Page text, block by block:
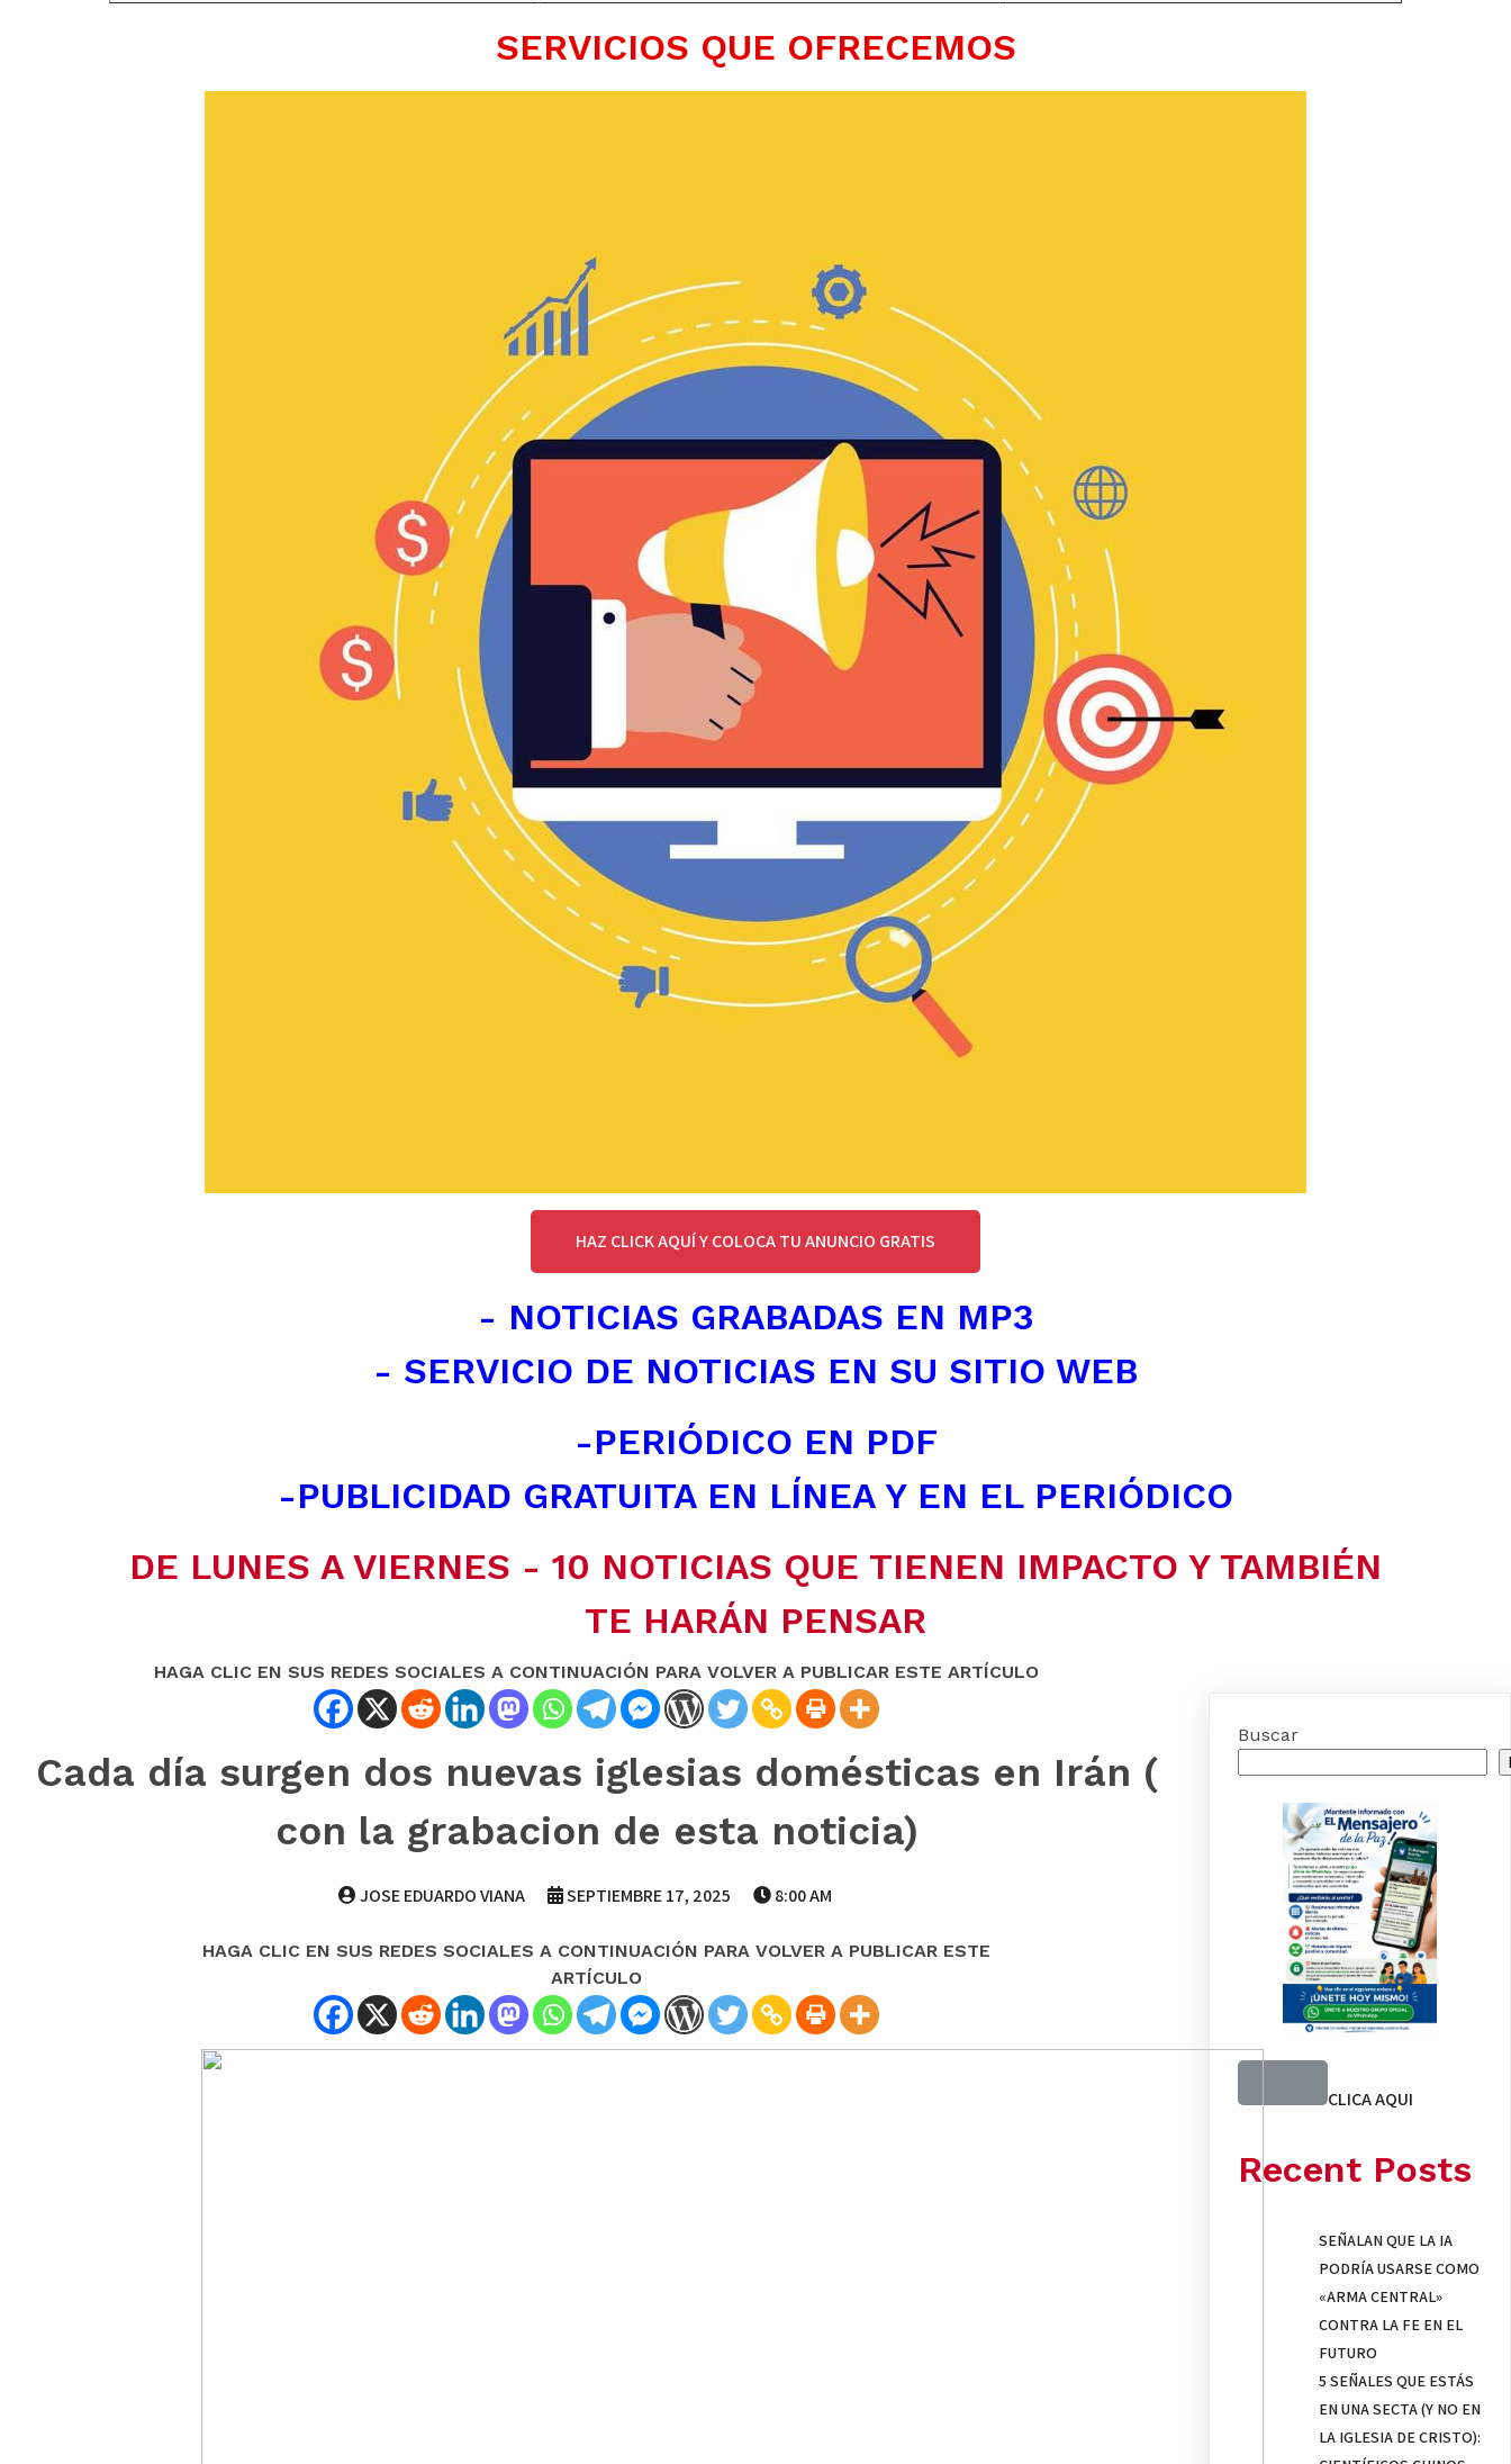
SERVICIOS QUE OFRECEMOS
HAZ CLICK AQUÍ Y COLOCA TU ANUNCIO GRATIS
- NOTICIAS GRABADAS EN MP3
- SERVICIO DE NOTICIAS EN SU SITIO WEB
-PERIÓDICO EN PDF
-PUBLICIDAD GRATUITA EN LÍNEA Y EN EL PERIÓDICO
DE LUNES A VIERNES - 10 NOTICIAS QUE TIENEN IMPACTO Y TAMBIÉN
TE HARÁN PENSAR
HAGA CLIC EN SUS REDES SOCIALES A CONTINUACIÓN PARA VOLVER A PUBLICAR ESTE ARTÍCULO
Cada día surgen dos nuevas iglesias domésticas en Irán (
con la grabacion de esta noticia)
JOSE EDUARDO VIANA SEPTIEMBRE 17, 2025 8:00 AM
HAGA CLIC EN SUS REDES SOCIALES A CONTINUACIÓN PARA VOLVER A PUBLICAR ESTE
ARTÍCULO
Buscar
CLICA AQUI
Recent Posts
SEÑALAN QUE LA IA
PODRÍA USARSE COMO
«ARMA CENTRAL»
CONTRA LA FE EN EL
FUTURO
5 SEÑALES QUE ESTÁS
EN UNA SECTA (Y NO EN
LA IGLESIA DE CRISTO):